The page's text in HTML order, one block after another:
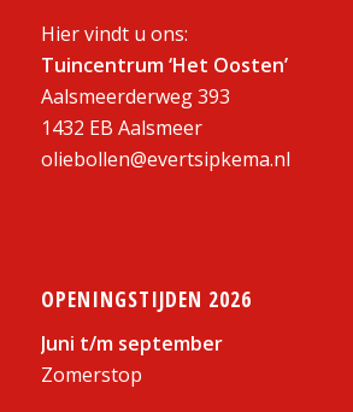
Hier vindt u ons:
Tuincentrum ‘Het Oosten’
Aalsmeerderweg 393
1432 EB Aalsmeer
oliebollen@evertsipkema.nl
OPENINGSTIJDEN 2026
Juni t/m september
Zomerstop